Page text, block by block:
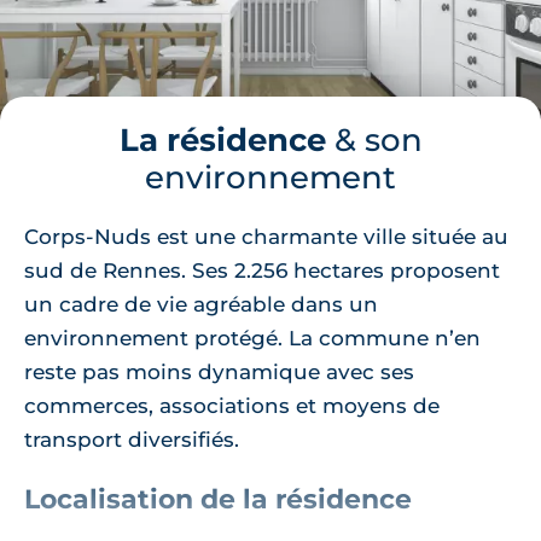
La résidence& son
environnement
Corps-Nuds est une charmante ville située au
sud de Rennes. Ses 2.256 hectares proposent
un cadre de vie agréable dans un
environnement protégé. La commune n’en
reste pas moins dynamique avec ses
commerces, associations et moyens de
transport diversifiés.
Localisation de la résidence